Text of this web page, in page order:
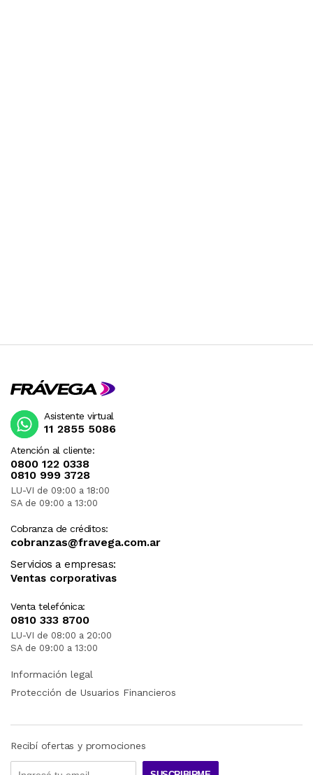
Atención al cliente:
0800 122 0338
0810 999 3728
LU-VI de 09:00 a 18:00
SA de 09:00 a 13:00
Cobranza de créditos:
cobranzas@fravega.com.ar
Servicios a empresas:
Ventas corporativas
Venta telefónica:
0810 333 8700
LU-VI de 08:00 a 20:00
SA de 09:00 a 13:00
Asistente virtual
11 2855 5086
Información legal
Protección de Usuarios Financieros
Recibí ofertas y promociones